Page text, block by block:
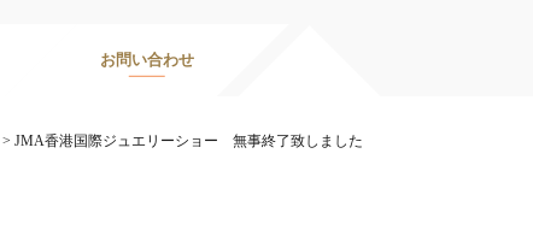
お問い合わせ
> JMA香港国際ジュエリーショー 無事終了致しました